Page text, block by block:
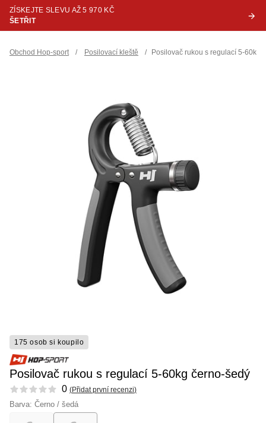
ZÍSKEJTE SLEVU AŽ 5 970 KČ
ŠETŘIT
Obchod Hop-sport / Posilovací kleště / Posilovač rukou s regulací 5-60kg
175 osob si koupilo
Posilovač rukou s regulací 5-60kg černo-šedý
Reviews 0 (Přidat první recenzi)
Barva: Černo / šedá